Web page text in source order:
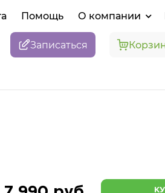
Помощь О компании
Записаться